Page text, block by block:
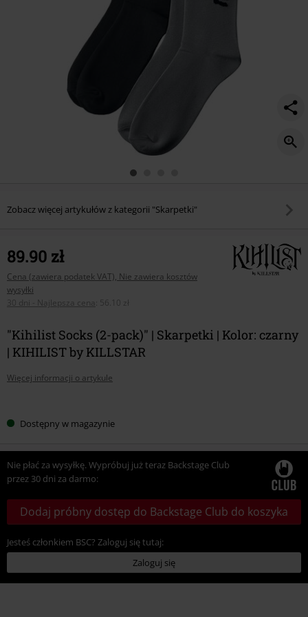
Zobacz więcej artykułów z kategorii "Skarpetki"
89.90 zł
Cena (zawiera podatek VAT), Nie zawiera kosztów
wysyłki
30 dni - Najlepsza cena
56.10 zł
"Kihilist Socks (2-pack)" | Skarpetki | Kolor: czarny
| KIHILIST by KILLSTAR
Więcej informacji o artykule
swójDostępny w magazynie
Nie płać za wysyłkę. Wypróbuj już teraz Backstage Club
przez 30 dni za darmo:
Dodaj próbny dostęp do Backstage Club do koszyka
Jesteś członkiem BSC? Zaloguj się tutaj:
Zaloguj się